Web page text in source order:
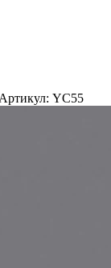
Артикул: YC55